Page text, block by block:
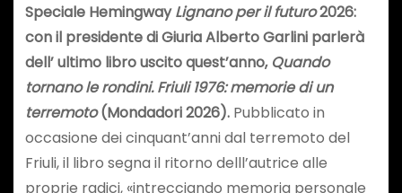
Speciale HemingwayLignano per il futuro2026:
con il presidente di Giuria Alberto Garlini parlerà
dell’ ultimo libro uscito quest’anno, Quando
tornano le rondini. Friuli 1976: memorie di un
terremoto(Mondadori 2026).Pubblicato in
occasione dei cinquant’anni dal terremoto del
Friuli, il libro segna il ritorno delll’autrice alle
proprie radici, «intrecciando memoria personale